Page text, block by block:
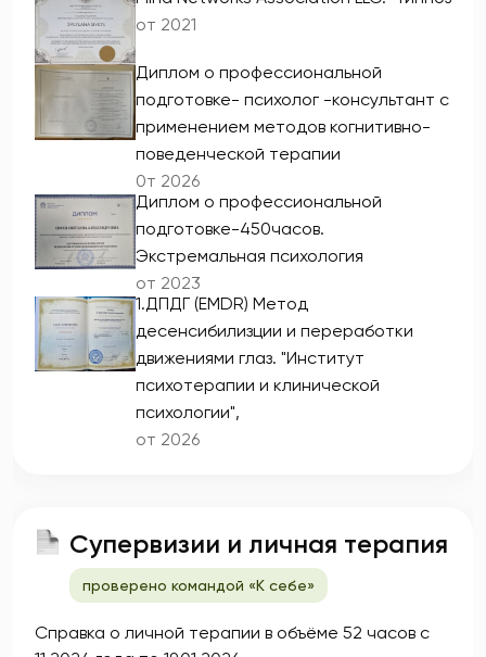
от 2021
Диплом о профессиональной
подготовке- психолог -консультант с
применением методов когнитивно-
поведенческой терапии
0т 2026
Диплом о профессиональной
подготовке-450часов.
Экстремальная психология
от 2023
1.ДПДГ (EMDR) Метод
десенсибилизции и переработки
движениями глаз. "Институт
психотерапии и клинической
психологии",
от 2026
Супервизии и личная терапия
проверено командой «К себе»
Справка о личной терапии в объёме 52 часов с